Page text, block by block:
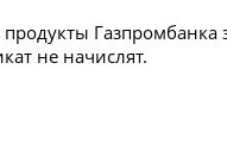
Газпромбанка
не начислят.